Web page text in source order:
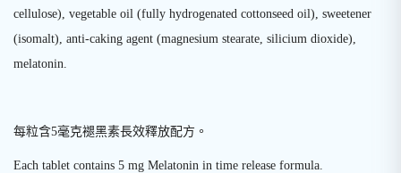
cellulose), vegetable oil (fully hydrogenated cottonseed oil), sweetener
(isomalt), anti-caking agent (magnesium stearate, silicium dioxide),
melatonin.
每粒含5毫克褪黑素長效釋放配方。
Each tablet contains 5 mg Melatonin in time release formula.